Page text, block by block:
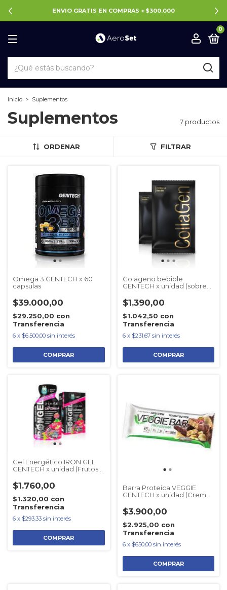
ENVIO GRATIS EN COMPRAS + $300.000
0
Inicio > Suplementos
Suplementos 7 productos
ORDENAR FILTRAR
Omega 3 GENTECH x 60
capsulas
$39.000,00
$29.250,00 con
Transferencia
6 x $6.500,00 sin interés
Colageno bebible
GENTECH x unidad (sobre
$1.390,00
$1.042,50 con
Transferencia
6 x $231,67 sin interés
Gel Energético IRON GEL
GENTECH x unidad (Frutos
$1.760,00
$1.320,00 con
Transferencia
6 x $293,33 sin interés
Barra Proteíca VEGGIE
GENTECH x unidad (Crema
$3.900,00
$2.925,00 con
Transferencia
6 x $650,00 sin interés